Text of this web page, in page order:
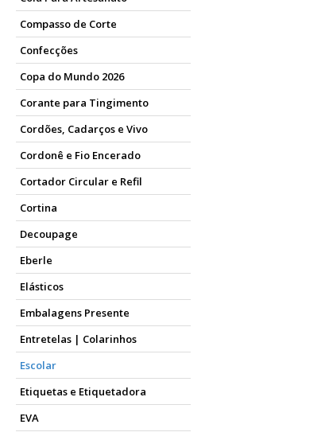
Compasso de Corte
Confecções
Copa do Mundo 2026
Corante para Tingimento
Cordões, Cadarços e Vivo
Cordonê e Fio Encerado
Cortador Circular e Refil
Cortina
Decoupage
Eberle
Elásticos
Embalagens Presente
Entretelas | Colarinhos
Escolar
Etiquetas e Etiquetadora
EVA